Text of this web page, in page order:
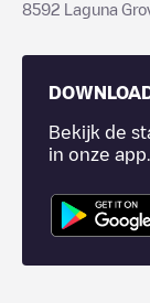
8592 Laguna
Bekijk de
in onze app.